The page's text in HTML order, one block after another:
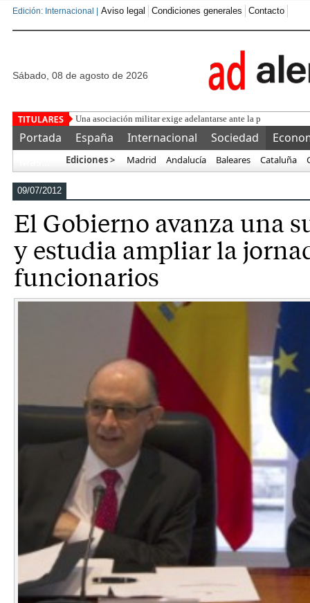
Edición: Internacional | Aviso legal Condiciones generales Contacto
sábado, 08 de agosto de 2026
Una asociación militar exige adelantarse ante la previsión de
Portada España Internacional Sociedad
Ediciones > Madrid Andalucía Baleares Cataluña
09/07/2012
El Gobierno avanza una
y estudia ampliar la
funcionarios